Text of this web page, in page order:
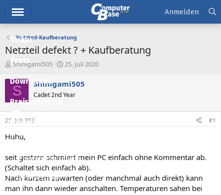
Ticker
Tests
Downloads
Preisvergleich
Forum
Aktuelles
Empfohlene Inhalte
Neue Beiträge
Neueste Aktivitäten
Anmelden
Netzteil-Kaufberatung
Netzteil defekt ? + Kaufberatung
E
s
t
e
e
r
Shinigami505
E
s
e
t
25. Juli 2020
S Shinigami505
Cadet 2nd Year
25. Juli 2020 #1
Huhu,
seit gestern schmiert mein PC einfach ohne Kommentar ab.
(Schaltet sich einfach ab).
Nach kurzem zuwarten (oder manchmal auch direkt) kann
man ihn dann wieder anschalten. Temperaturen sahen bei